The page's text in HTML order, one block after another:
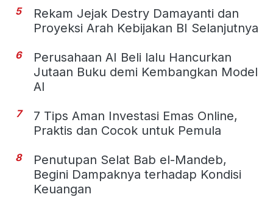
5
Rekam Jejak Destry Damayanti dan
Proyeksi Arah Kebijakan BI Selanjutnya
6
Perusahaan AI Beli lalu Hancurkan
Jutaan Buku demi Kembangkan Model
AI
7
7 Tips Aman Investasi Emas Online,
Praktis dan Cocok untuk Pemula
8
Penutupan Selat Bab el-Mandeb,
Begini Dampaknya terhadap Kondisi
Keuangan